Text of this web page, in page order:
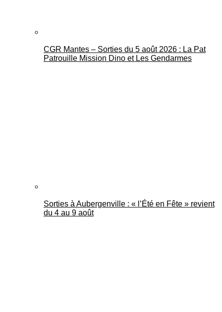
Mantes Actu
CGR Mantes – Sorties du 5 août 2026 : La Pat
Patrouille Mission Dino et Les Gendarmes
Sorties à Aubergenville : « l’Été en Fête » revient
du 4 au 9 août